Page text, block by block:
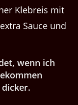
wenn ich